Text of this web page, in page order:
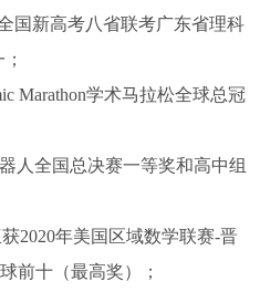
国新高考八省联考广东省理科
Marathon学术马拉松全球总冠
人全国总决赛一等奖和高中组
2020年美国区域数学联赛-晋
前十（最高奖）；